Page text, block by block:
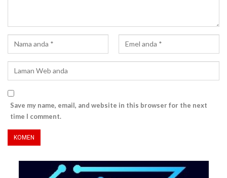
Save my name, email, and website in this browser for the next
time I comment.